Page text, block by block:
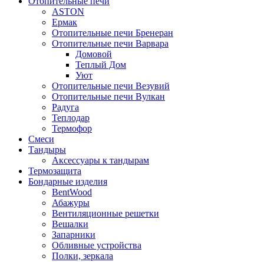
ASTON
Ермак
Отопительные печи Бренеран
Отопительные печи Варвара
Домовой
Теплый Дом
Уют
Отопительные печи Везувий
Отопительные печи Вулкан
Радуга
Теплодар
Термофор
Смеси
Тандыры
Аксессуары к тандырам
Термозащита
Бондарные изделия
BentWood
Абажуры
Вентиляционные решетки
Вешалки
Запарники
Обливные устройства
Полки, зеркала